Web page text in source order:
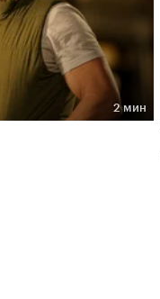
2 мин